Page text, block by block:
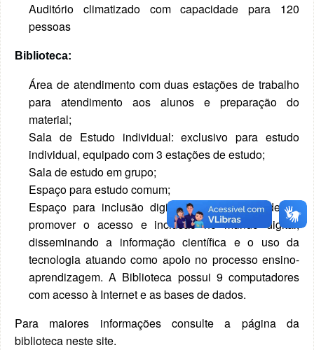
Auditório climatizado com capacidade para 120
pessoas
Biblioteca:
Área de atendimento com duas estações de trabalho
para atendimento aos alunos e preparação do
material;
Sala de Estudo individual: exclusivo para estudo
individual, equipado com 3 estações de estudo;
Sala de estudo em grupo;
Espaço para estudo comum;
Espaço para inclusão digital: Com a finalidade de
promover o acesso e inclusão no mundo digital,
disseminando a informação científica e o uso da
tecnologia atuando como apoio no processo ensino-
aprendizagem. A Biblioteca possui 9 computadores
com acesso à Internet e as bases de dados.
Para maiores informações consulte a página da
biblioteca neste site.